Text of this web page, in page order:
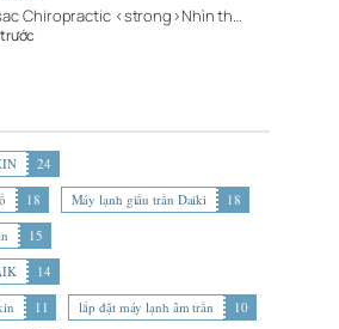
Chiropractic <strong>Nhìn th…
24
18 Máy lạnh giấu trần Daiki
18
15
14
11 lắp đặt máy lạnh âm trần
10